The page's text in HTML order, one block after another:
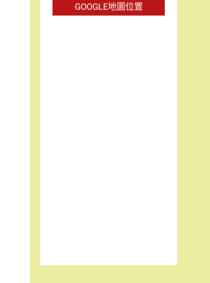
GOOGLE地圖位置